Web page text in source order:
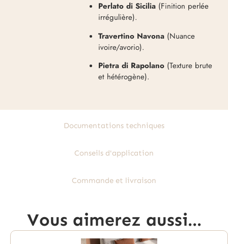
Documentations techniques
Conseils d'application
Commande et livraison
Perlato di Sicilia (Finition perlée
irrégulière).
Travertino Navona (Nuance
ivoire/avorio).
Pietra di Rapolano (Texture brute
et hétérogène).
Vous aimerez aussi...